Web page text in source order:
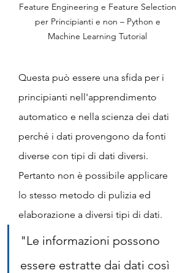
Feature Engineering e Feature Selection
per Principianti e non – Python e
Machine Learning Tutorial
Questa può essere una sfida per i
principianti nell'apprendimento
automatico e nella scienza dei dati
perché i dati provengono da fonti
diverse con tipi di dati diversi.
Pertanto non è possibile applicare
lo stesso metodo di pulizia ed
elaborazione a diversi tipi di dati.
"Le informazioni possono
essere estratte dai dati così